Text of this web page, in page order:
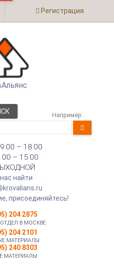
Регистрация
Например:
9:00 – 18:00
– 15:00
найти
присоединяйтесь!
204 2875
В МОСКВЕ
204 2101
МАТЕРИАЛЫ
240 8303
МАТЕРИАЛЫ